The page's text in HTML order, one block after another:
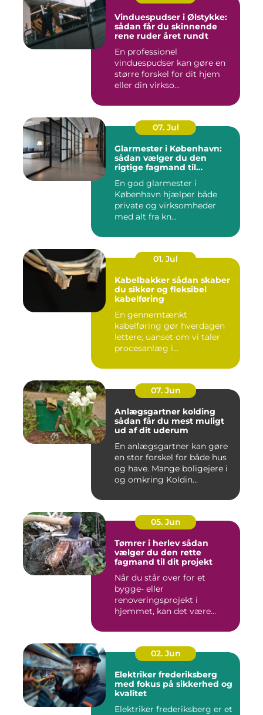
Vinduespudser i Ølstykke:
sådan får du skinnende
rene ruder året rundt
En professionel
vinduespudser kan gøre en
større forskel for dit hjem
eller din virkso...
07. Jul
Glarmester i København:
sådan vælger du den
rigtige fagmand til
En god glarmester i
København hjælper både
private og virksomheder
med alt fra kn...
01. Jul
Kabelbakker sådan skaber
du sikker og fleksibel
kabelføring
En gennemtænkt
kabelføring gør hverdagen
lettere, uanset om vi taler
procesanlæg i
07. Jun
Anlægsgartner kolding
sådan får du mest muligt
ud af dit uderum
En anlægsgartner kan gøre
en stor forskel for både hus
og have. Mange boligejere i
og omkring Koldin...
05. Jun
Tømrer i herlev sådan
vælger du den rette
fagmand til dit projekt
Når du står over for et
bygge- eller
renoveringsprojekt i
hjemmet, kan det være
02. Jun
Elektriker frederiksberg
med fokus på sikkerhed og
kvalitet
Elektriker frederiksberg er et